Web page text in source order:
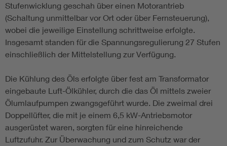
Stufenwicklung geschah über einen Motorantrieb
(Schaltung unmittelbar vor Ort oder über Fernsteuerung),
wobei die jeweilige Einstellung schrittweise erfolgte.
Insgesamt standen für die Spannungsregulierung 27 Stufen
einschließlich der Mittelstellung zur Verfügung.
Die Kühlung des Öls erfolgte über fest am Transformator
eingebaute Luft-Ölkühler, durch die das Öl mittels zweier
Ölumlaufpumpen zwangsgeführt wurde. Die zweimal drei
Doppellüfter, die mit je einem 6,5 kW-Antriebsmotor
ausgerüstet waren, sorgten für eine hinreichende
Luftzufuhr. Zur Überwachung und zum Schutz war der